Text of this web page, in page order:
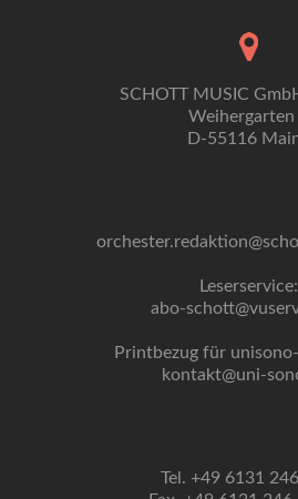
SCHOTT MUSIC
Weihergarten
D-55116
Leserservice:
abo-
Printbezug für
kontakt@uni-
Tel. +49 6131